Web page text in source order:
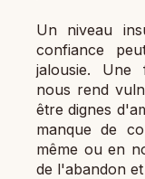
Un niveau
confiance
jalousie. Une
nous rend
être dignes
manque de
même ou en
de l'abandon